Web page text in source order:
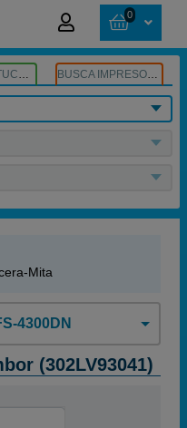
0
BUSCA CARTUCHOS BUSCA IMPRESORA
Mita
4300DN
(302LV93041)